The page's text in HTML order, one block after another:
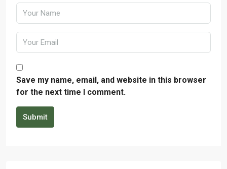
Save my name, email, and website in this browser
for the next time I comment.
Submit